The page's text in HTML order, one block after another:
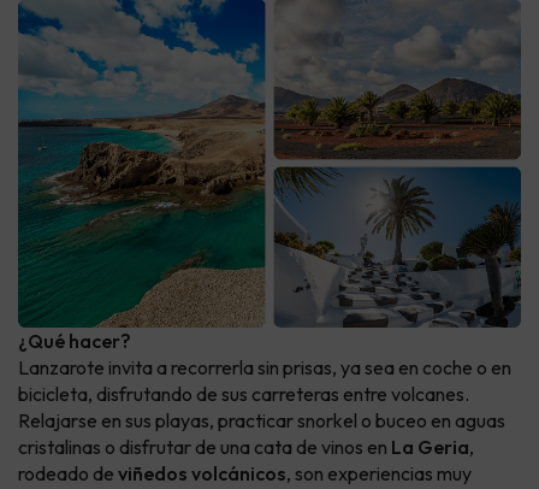
¿Qué hacer?
Lanzarote invita a recorrerla sin prisas, ya sea en coche o en
bicicleta, disfrutando de sus carreteras entre volcanes.
Relajarse en sus playas, practicar snorkel o buceo en aguas
cristalinas o disfrutar de una cata de vinos en La Geria,
rodeado de viñedos volcánicos, son experiencias muy